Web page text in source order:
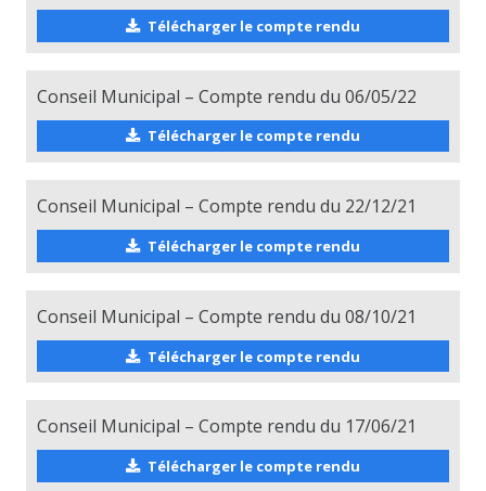
Télécharger le compte rendu
Conseil Municipal – Compte rendu du 06/05/22
Télécharger le compte rendu
Conseil Municipal – Compte rendu du 22/12/21
Télécharger le compte rendu
Conseil Municipal – Compte rendu du 08/10/21
Télécharger le compte rendu
Conseil Municipal – Compte rendu du 17/06/21
Télécharger le compte rendu